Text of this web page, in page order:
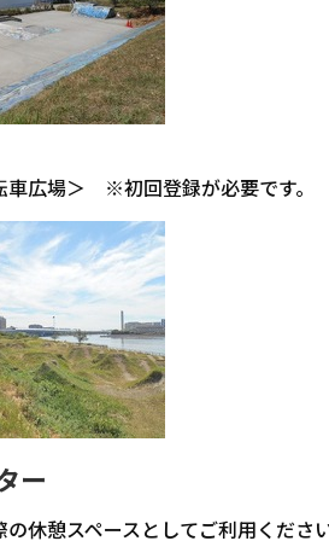
車広場＞ ※初回登録が必要です。
ー
の休憩スペースとしてご利用くださ